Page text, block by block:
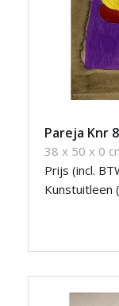
Pareja Knr
38 x 50 x 0
Prijs (incl.
Kunstuitleen